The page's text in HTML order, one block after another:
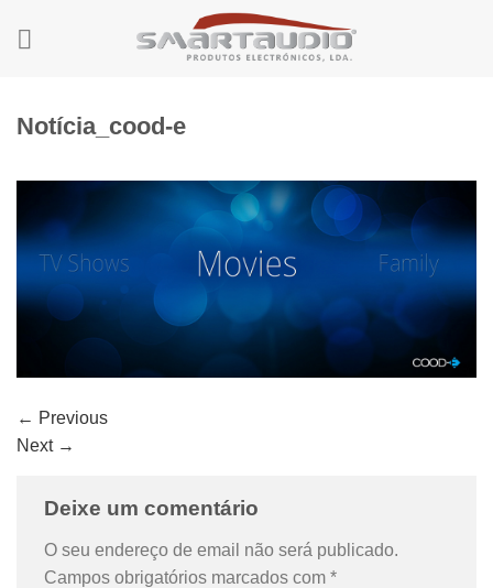
Notícia_cood-e
← Previous
Next →
Deixe um comentário
O seu endereço de email não será publicado.
Campos obrigatórios marcados com *